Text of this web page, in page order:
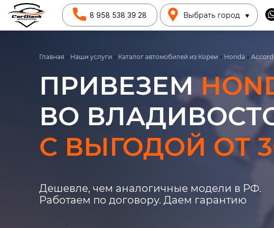
8 958 538 39 28 Выбрать город
Главная » Наши услуги » Каталог автомобилей из Кореи » Honda » Accord
ПРИВЕЗЕМ
ВО
С ВЫГОДОЙ ОТ
Дешевле, чем аналогичные модели в РФ.
Работаем по договору. Даем гарантию